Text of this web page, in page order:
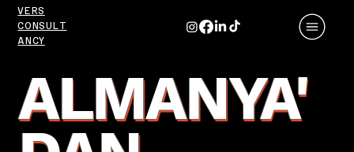
VERS
CONSULT
ANCY
ALMANYA'